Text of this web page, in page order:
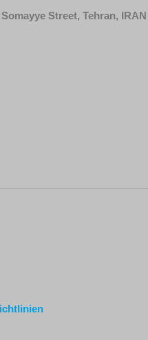
Street, Tehran, IRAN